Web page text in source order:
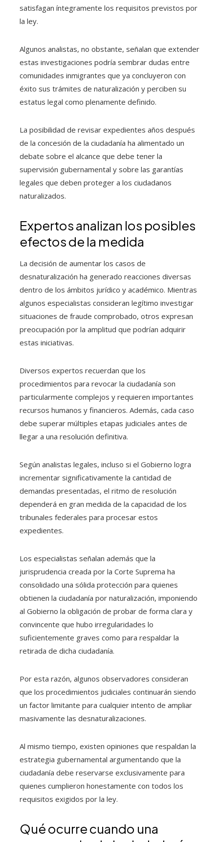
satisfagan íntegramente los requisitos previstos por
la ley.
Algunos analistas, no obstante, señalan que extender
estas investigaciones podría sembrar dudas entre
comunidades inmigrantes que ya concluyeron con
éxito sus trámites de naturalización y perciben su
estatus legal como plenamente definido.
La posibilidad de revisar expedientes años después
de la concesión de la ciudadanía ha alimentado un
debate sobre el alcance que debe tener la
supervisión gubernamental y sobre las garantías
legales que deben proteger a los ciudadanos
naturalizados.
Expertos analizan los posibles
efectos de la medida
La decisión de aumentar los casos de
desnaturalización ha generado reacciones diversas
dentro de los ámbitos jurídico y académico. Mientras
algunos especialistas consideran legítimo investigar
situaciones de fraude comprobado, otros expresan
preocupación por la amplitud que podrían adquirir
estas iniciativas.
Diversos expertos recuerdan que los
procedimientos para revocar la ciudadanía son
particularmente complejos y requieren importantes
recursos humanos y financieros. Además, cada caso
debe superar múltiples etapas judiciales antes de
llegar a una resolución definitiva.
Según analistas legales, incluso si el Gobierno logra
incrementar significativamente la cantidad de
demandas presentadas, el ritmo de resolución
dependerá en gran medida de la capacidad de los
tribunales federales para procesar estos
expedientes.
Los especialistas señalan además que la
jurisprudencia creada por la Corte Suprema ha
consolidado una sólida protección para quienes
obtienen la ciudadanía por naturalización, imponiendo
al Gobierno la obligación de probar de forma clara y
convincente que hubo irregularidades lo
suficientemente graves como para respaldar la
retirada de dicha ciudadanía.
Por esta razón, algunos observadores consideran
que los procedimientos judiciales continuarán siendo
un factor limitante para cualquier intento de ampliar
masivamente las desnaturalizaciones.
Al mismo tiempo, existen opiniones que respaldan la
estrategia gubernamental argumentando que la
ciudadanía debe reservarse exclusivamente para
quienes cumplieron honestamente con todos los
requisitos exigidos por la ley.
Qué ocurre cuando una